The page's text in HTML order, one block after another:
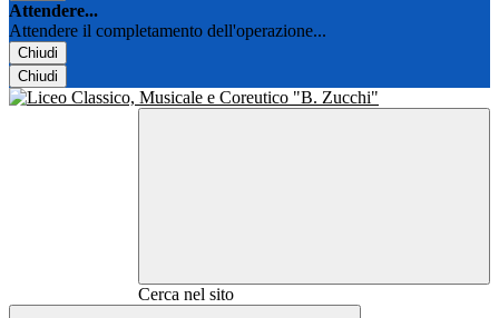
Attendere...
Attendere il completamento dell'operazione...
Chiudi
Chiudi
Cerca nel sito